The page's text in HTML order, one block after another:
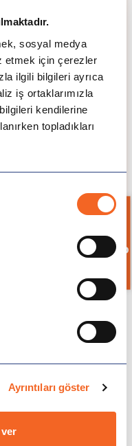
sosyal medya
etmek için çerezler
ilgili bilgileri ayrıca
iş ortaklarımızla
kendilerine
topladıkları
Ayrıntıları göster
oluşturmaları için
sağlar. Kanada'daki
seviyesinde
Öğrencilerin
bulundurarak
öğrencilerinin
deneyimlere
444 22 03'ü
Doldurup
Bilgi İste